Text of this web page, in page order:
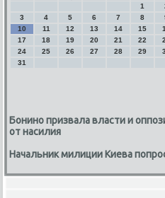
1
3
4 5 6 7 8
10
11 12 13 14 15
17
18 19 20 21 22
24
25 26 27 28 29
31
Бонино призвала власти и
от насилия
Начальник милиции Киева